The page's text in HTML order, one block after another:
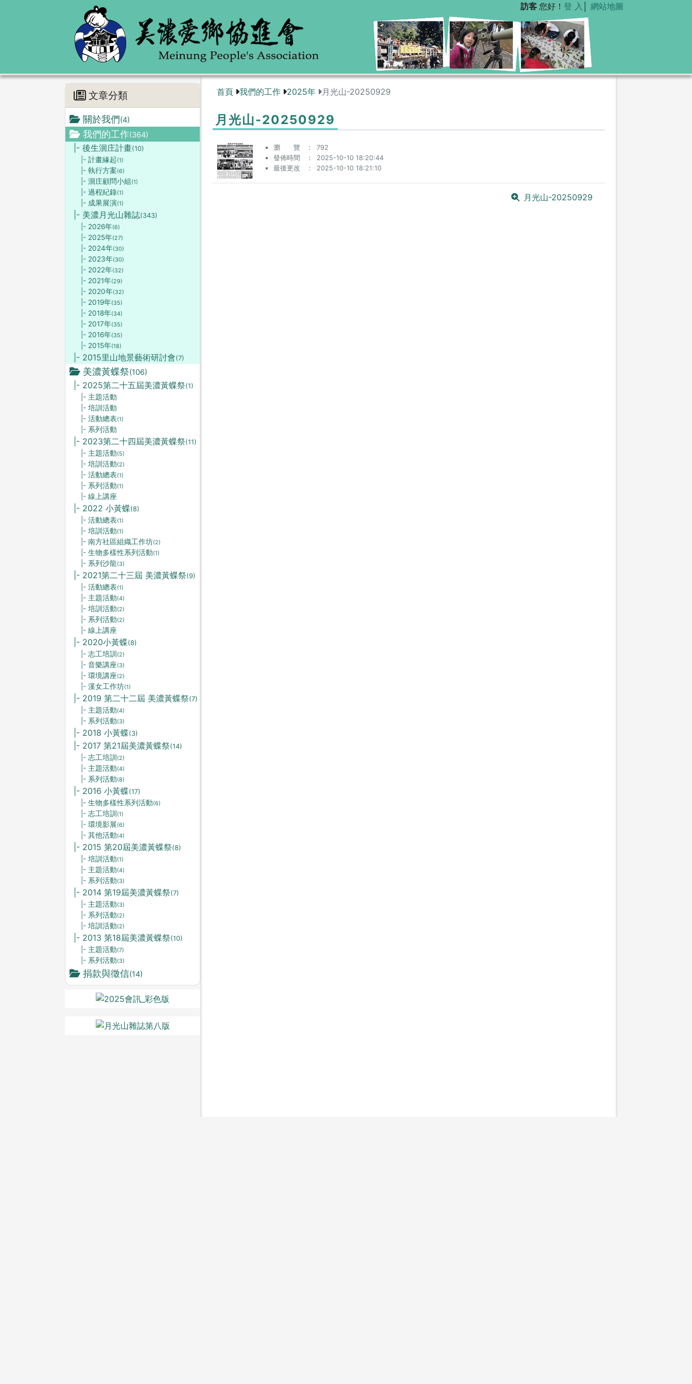
訪客 您好！ 登 入 網站地圖
文章分類
關於我們(4)
我們的工作(364)
|- 後生洄庄計畫(10)
|- 計畫緣起(1)
|- 執行方案(6)
|- 洄庄顧問小組 (1)
|- 過程紀錄(1)
|- 成果展演(1)
|- 美濃月光山雜誌(343)
|- 2026年(6)
|- 2025年(27)
|- 2024年(30)
|- 2023年(30)
|- 2022年(32)
|- 2021年(29)
|- 2020年(32)
|- 2019年(35)
|- 2018年(34)
|- 2017年(35)
|- 2016年(35)
|- 2015年(18)
|- 2015里山地景藝術研討會(7)
美濃黃蝶祭(106)
|- 2025第二十五屆美濃黃蝶祭(1)
|- 主題活動
|- 培訓活動
|- 活動總表(1)
|- 系列活動
|- 2023第二十四屆美濃黃蝶祭(11)
|- 主題活動(5)
|- 培訓活動(2)
|- 活動總表(1)
|- 系列活動(1)
|- 線上講座
|- 2022 小黃蝶(8)
|- 活動總表(1)
|- 培訓活動(1)
|- 南方社區組織工作坊(2)
|- 生物多樣性系列活動(1)
|- 系列沙龍(3)
|- 2021第二十三屆 美濃黃蝶祭(9)
|- 活動總表(1)
|- 主題活動(4)
|- 培訓活動(2)
|- 系列活動(2)
|- 線上講座
|- 2020小黃蝶(8)
|- 志工培訓 (2)
|- 音樂講座(3)
|- 環境講座(2)
|- 溪女工作坊(1)
|- 2019 第二十二屆 美濃黃蝶祭(7)
|- 主題活動(4)
|- 系列活動(3)
|- 2018 小黃蝶(3)
|- 2017 第21屆美濃黃蝶祭(14)
|- 志工培訓 (2)
|- 主題活動(4)
|- 系列活動(8)
|- 2016 小黃蝶(17)
|- 生物多樣性系列活動(6)
|- 志工培訓 (1)
|- 環境影展(6)
|- 其他活動(4)
|- 2015 第20屆美濃黃蝶祭(8)
|- 培訓活動(1)
|- 主題活動(4)
|- 系列活動(3)
|- 2014 第19屆美濃黃蝶祭(7)
|- 主題活動(3)
|- 系列活動(2)
|- 培訓活動(2)
|- 2013 第18屆美濃黃蝶祭(10)
|- 主題活動(7)
|- 系列活動(3)
捐款與徵信(14)
首頁 我們的工作 2025年 月光山-20250929
月光山-20250929
瀏 覽
792
發佈時間
2025-10-10 18:20:44
最後更改
2025-10-10 18:21:10
月光山-20250929